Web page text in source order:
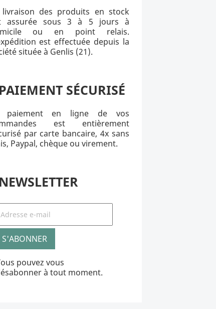
livraison des produits en stock
assurée sous 3 à 5 jours à
ou en point relais.
est effectuée depuis la
située à Genlis (21).
PAIEMENT SÉCURISÉ
paiement en ligne de vos
est entièrement
par carte bancaire, 4x sans
Paypal, chèque ou virement.
NEWSLETTER
pouvez vous
à tout moment.